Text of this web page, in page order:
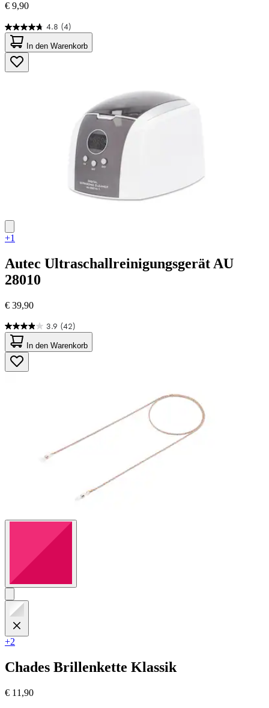
€ 9,90
4.8 (4)
4.8
von
5
Sternen.
4
In den Warenkorb
+1
Autec Ultraschallreinigungsgerät AU
28010
€ 39,90
3.9 (42)
3.9
von
5
Sternen.
42
In den Warenkorb
+2
Chades Brillenkette Klassik
€ 11,90